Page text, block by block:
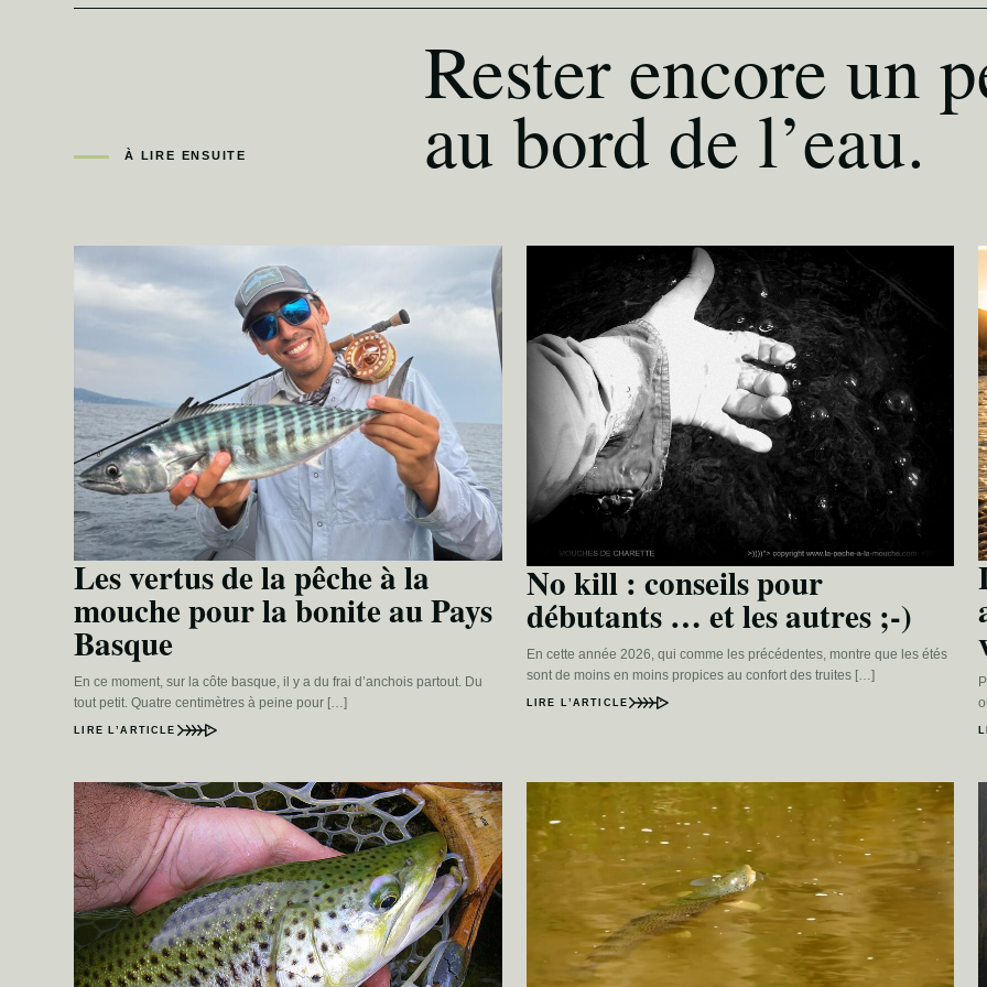
À LIRE ENSUITE
Rester encore un
au bord de l’eau.
Les vertus de la pêche à la
mouche pour la bonite au Pays
Basque
En ce moment, sur la côte basque, il y a du frai d’anchois partout. Du
tout petit. Quatre centimètres à peine pour […]
LIRE L’ARTICLE
No kill : conseils pour
débutants … et les autres ;-)
En cette année 2026, qui comme les précédentes, montre que les étés
sont de moins en moins propices au confort des truites […]
LIRE L’ARTICLE